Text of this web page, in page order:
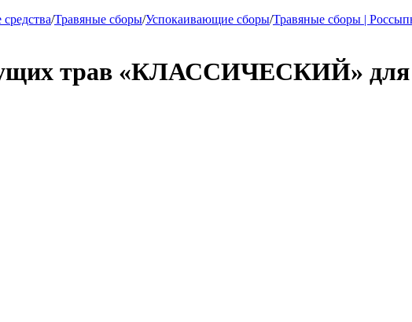
/Травяные сборы/Успокаивающие сборы/Травяные сборы |
трав «КЛАССИЧЕСКИЙ» для